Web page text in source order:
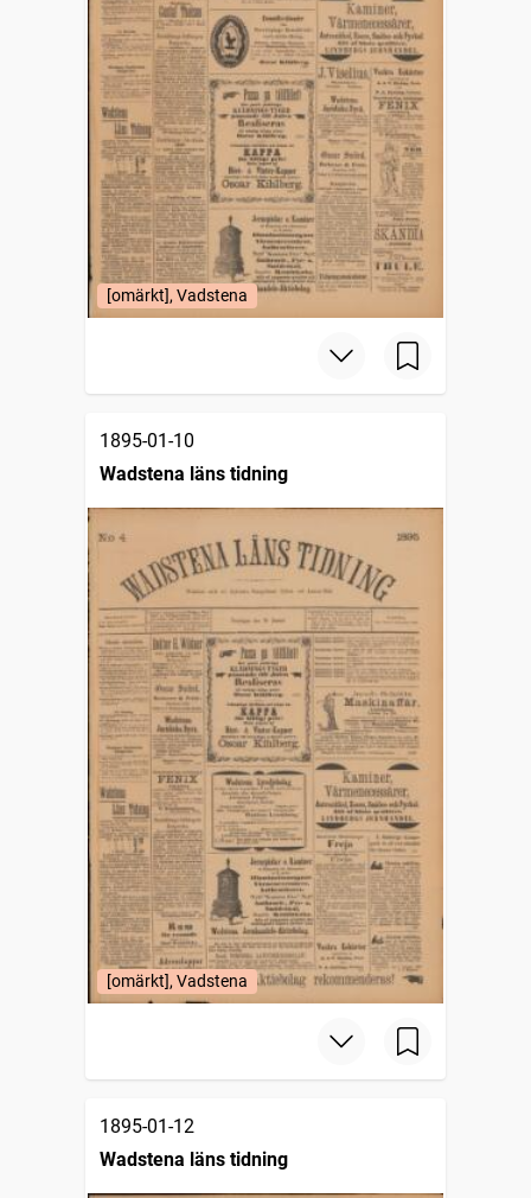
[omärkt], Vadstena
1895-01-10
Wadstena läns tidning
[omärkt], Vadstena
1895-01-12
Wadstena läns tidning